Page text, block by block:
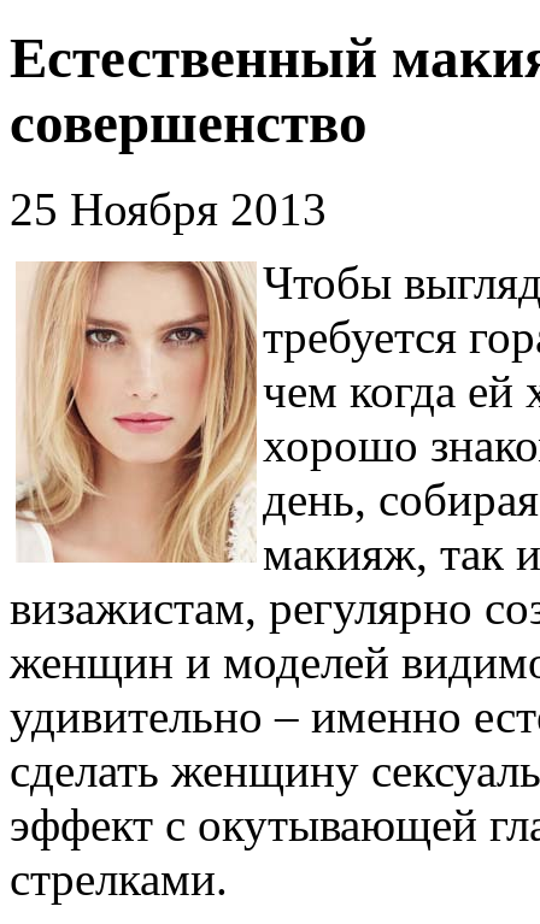
Естественный
совершенство
25 Ноября 2013
Чтобы
требуется
чем когда ей
хорошо
день,
макияж, так
визажистам, регулярно
женщин и моделей
удивительно – именно
сделать женщину
эффект с окутывающей
стрелками.